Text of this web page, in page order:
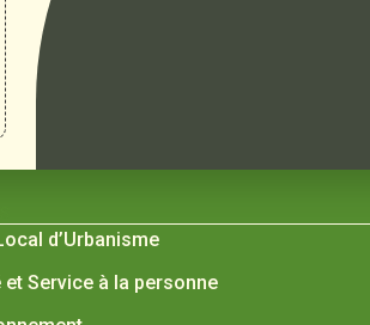
d’Urbanisme
et Service à la personne